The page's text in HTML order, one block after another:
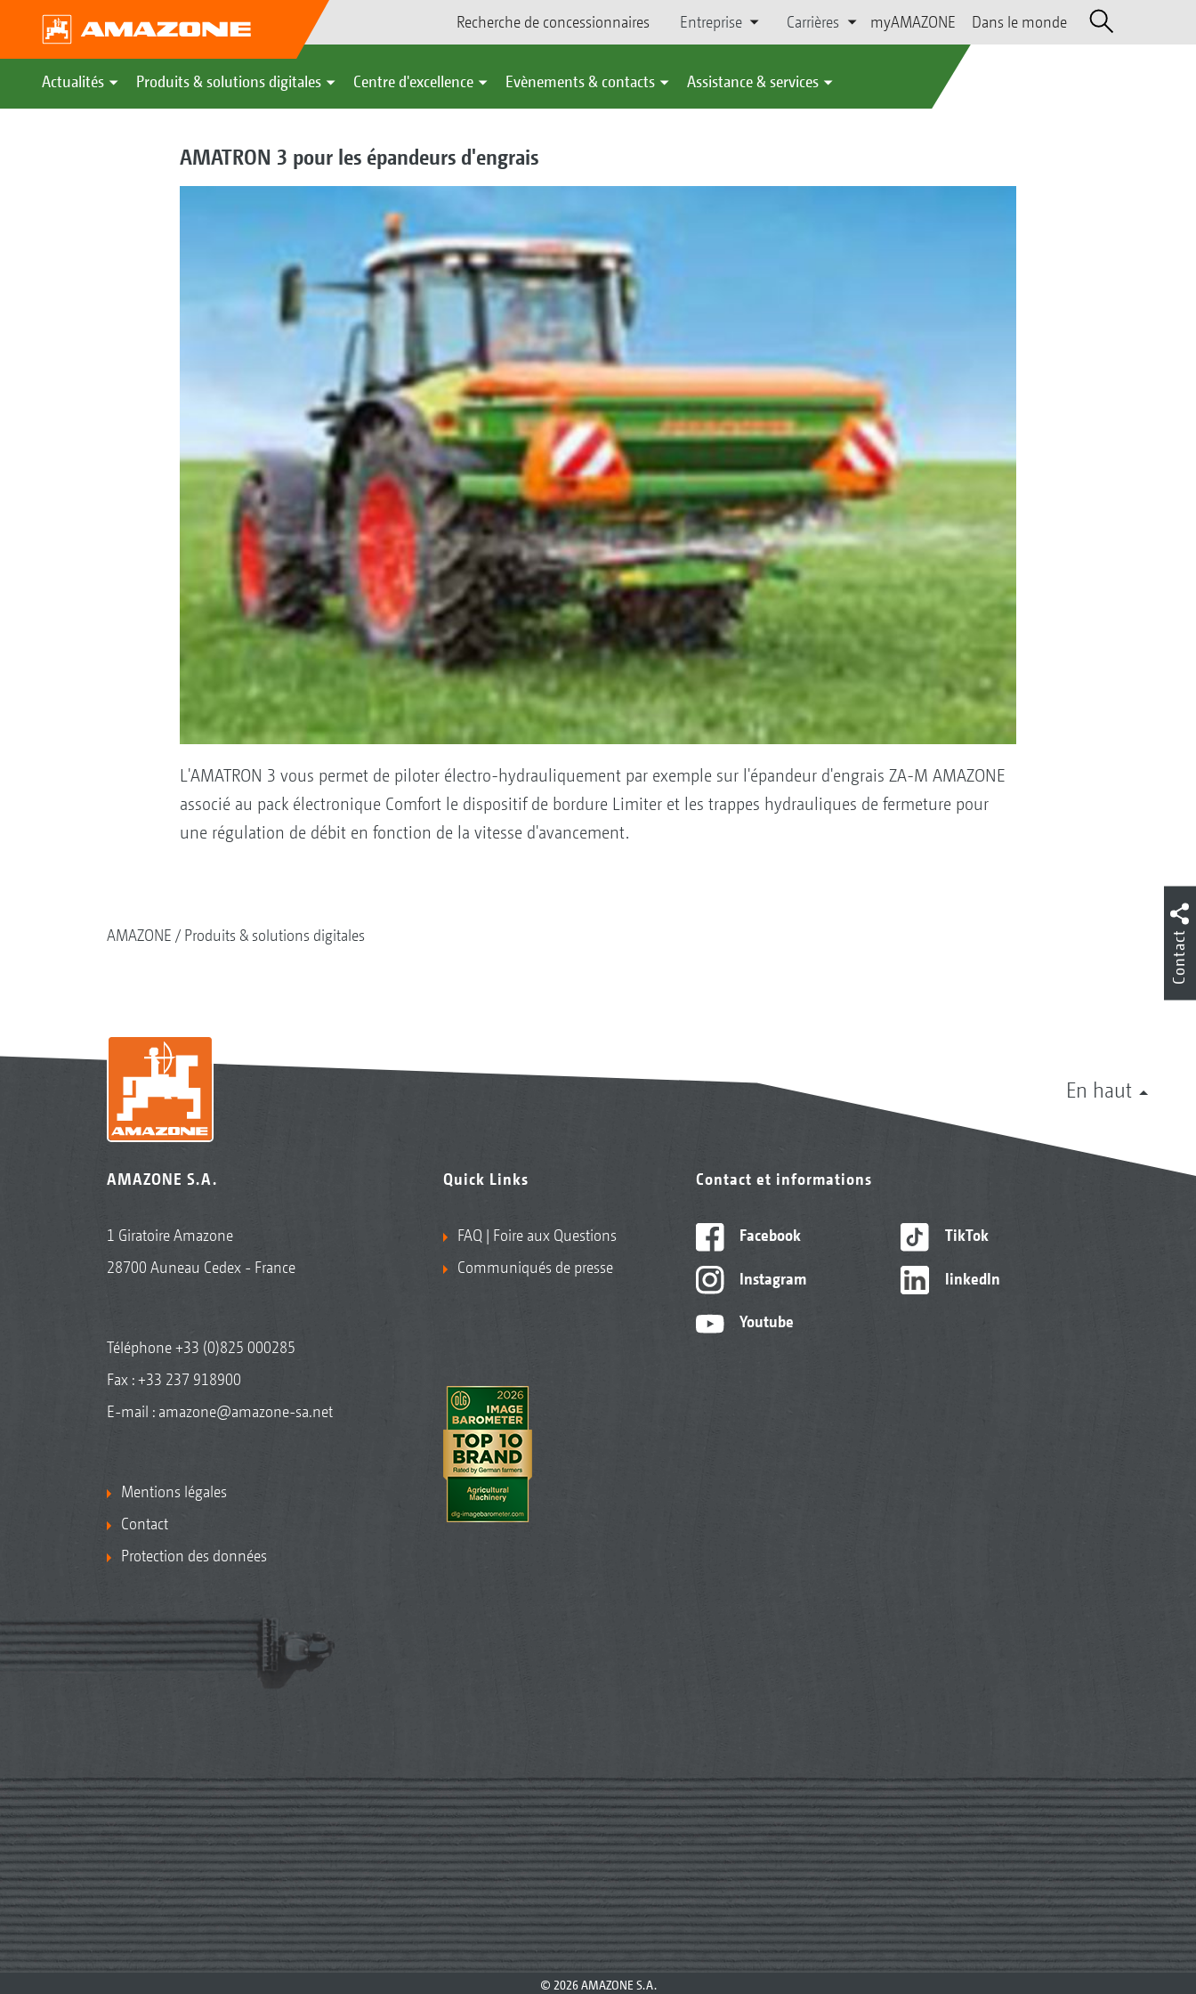
Recherche de concessionnaires Entreprise Carrières myAMAZONE Dans le monde
Actualités Produits & solutions digitales Centre d'excellence Evènements & contacts Assistance & services
AMATRON 3 pour les épandeurs d'engrais
L'AMATRON 3 vous permet de piloter électro-hydrauliquement par exemple sur l'épandeur d'engrais ZA-M AMAZONE
associé au pack électronique Comfort le dispositif de bordure Limiter et les trappes hydrauliques de fermeture pour
une régulation de débit en fonction de la vitesse d'avancement.
AMAZONE Produits & solutions digitales
En haut
AMAZONE S.A.
1 Giratoire Amazone
28700 Auneau Cedex - France
Téléphone+33 (0)825 000285
Fax : +33 237 918900
E-mail : amazone@amazone-sa.net
Mentions légales
Contact
Protection des données
Quick Links
FAQ | Foire aux Questions
Communiqués de presse
Contact et informations
Facebook
Instagram
Youtube
TikTok
linkedIn
© 2026 AMAZONE S.A.
Contact